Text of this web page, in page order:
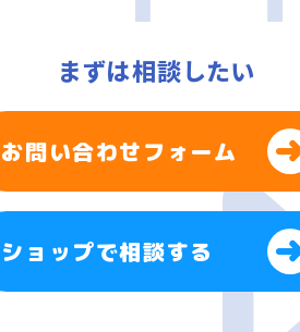
まずは相談したい
お問い合わせフォーム
ショップで相談する